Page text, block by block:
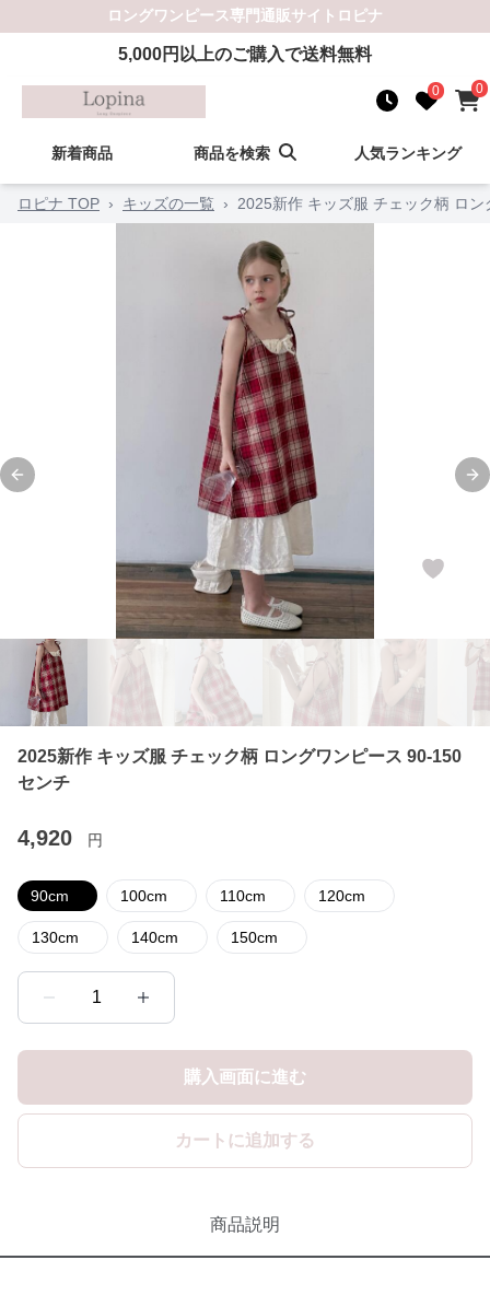
ロングワンピース専門通販サイト ロピナ
5,000円以上のご購入で送料無料
0 0
新着商品 商品を検索 人気ランキング
ロピナ TOP › キッズの一覧 › 2025新作 キッズ服 チェック柄 ロ
Previous slide
2025新作 キッズ服 チェック柄 ロングワンピース 90-150
センチ
4,920 円
90cm 100cm 110cm 120cm
130cm 140cm 150cm
1
購入画面に進む
カートに追加する
商品説明